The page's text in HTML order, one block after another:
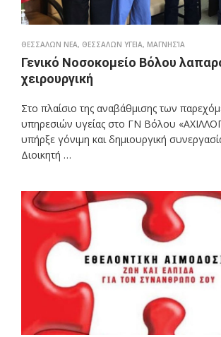
ΘΕΣΣΑΛΩΝ ΝΕΑ, ΘΕΣΣΑΛΩΝ ΥΓΕΙΑ, ΜΑΓΝΗΣΊΑ
Γενικό Νοσοκομείο Βόλου
χειρουργική
Στο πλαίσιο της αναβάθμισης των
υπηρεσιών υγείας στο ΓΝ Βόλου
υπήρξε γόνιμη και δημιουργική
Διοικητή …